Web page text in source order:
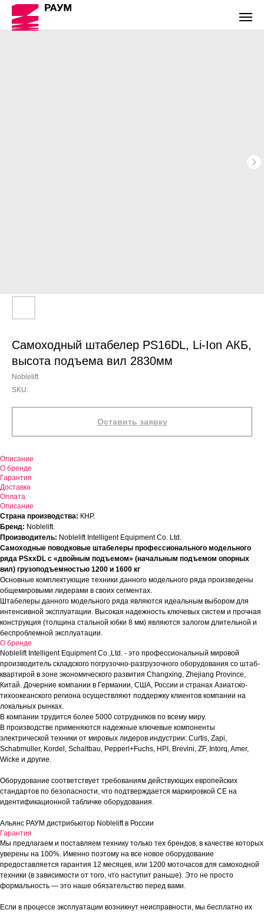
Самоходный штабелер PS16DL, Li-Ion АКБ,
высота подъема вил 2830мм
Noblelift
SKU:
Оставить заявку
Описание
О бренде
Гарантия
Доставка
Оплата
Описание
Страна производства: КНР.
Бренд: Noblelift.
Производитель: Noblelift Intelligent Equipment Co. Ltd.
Самоходные поводковые штабелеры профессионального модельного
ряда PSxxDL с «двойным подъемом» (начальным подъемом опорных
вил) грузоподъемностью 1200 и 1600 кг
Основные комплектующие техники данного модельного ряда произведены
общемировыми лидерами в своих сегментах.
Штабелеры данного модельного ряда являются идеальным выбором для
интенсивной эксплуатации. Высокая надежность ключевых систем и прочная
конструкция (толщина стальной юбки 8 мм) являются залогом длительной и
беспроблемной эксплуатации.
О бренде
Noblelift Intelligent Equipment Co.,Ltd. - это профессиональный мировой
производитель складского погрузочно-разгрузочного оборудования со штаб-
квартирой в зоне экономического развития Changxing, Zhejiang Province,
Китай. Дочерние компании в Германии, США, России и странах Азиатско-
тихоокеанского региона осуществляют поддержку клиентов компании на
локальных рынках.
В компании трудится более 5000 сотрудников по всему миру.
В производстве применяются надежные ключевые компоненты
электрической техники от мировых лидеров индустрии: Curtis, Zapi,
Schabmuller, Kordel, Schaltbau, Pepperl+Fuchs, HPI, Brevini, ZF, Intorq, Amer,
Wicke и другие.
Оборудование соответствует требованиям действующих европейских
стандартов по безопасности, что подтверждается маркировкой СЕ на
идентификационной табличке оборудования.
Альянс РАУМ дистрибьютор Noblelift в России
Гарантия
Мы предлагаем и поставляем технику только тех брендов, в качестве которых
уверены на 100%. Именно поэтому на все новое оборудование
предоставляется гарантия 12 месяцев, или 1200 моточасов для самоходной
техники (в зависимости от того, что наступит раньше). Это не просто
формальность — это наше обязательство перед вами.
Если в процессе эксплуатации возникнут неисправности, мы бесплатно их